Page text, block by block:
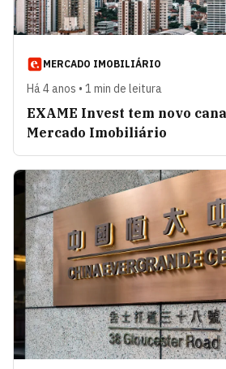
MERCADO IMOBILIÁRIO
Há 4 anos • 1 min de leitura
EXAME Invest tem novo
Mercado Imobiliário